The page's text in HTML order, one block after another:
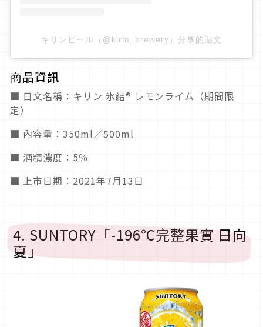
キリンビール（@kirin_brewery）分享的貼文
商品資訊
■ 日文名稱：キリン 氷結® レモンライム（期間限
定）
■ 內容量：350ml／500ml
■ 酒精濃度：5％
■ 上市日期：2021年7月13日
4. SUNTORY「-196℃完整果實 日向
夏」